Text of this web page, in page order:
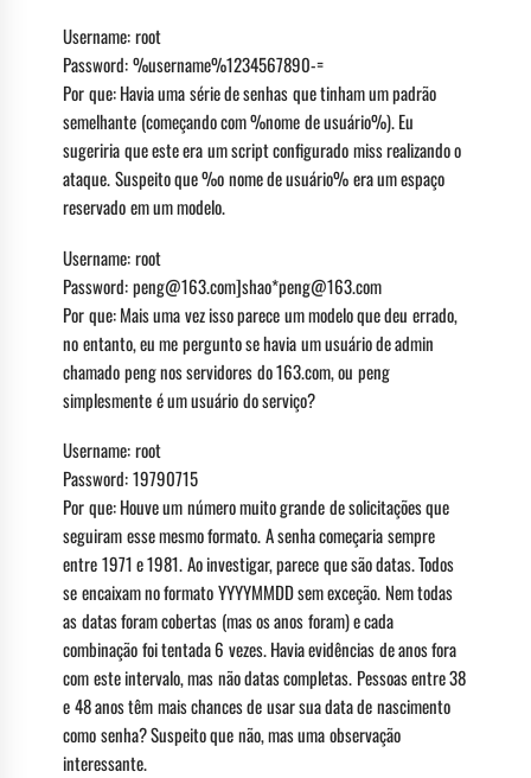
Username: root
Password: %username%1234567890-=
Por que: Havia uma série de senhas que tinham um padrão
semelhante (começando com %nome de usuário%). Eu
sugeriria que este era um script configurado miss realizando o
ataque. Suspeito que %o nome de usuário% era um espaço
reservado em um modelo.
Username: root
Password: peng@163.com]shao*peng@163.com
Por que: Mais uma vez isso parece um modelo que deu errado,
no entanto, eu me pergunto se havia um usuário de admin
chamado peng nos servidores do 163.com, ou peng
simplesmente é um usuário do serviço?
Username: root
Password: 19790715
Por que: Houve um número muito grande de solicitações que
seguiram esse mesmo formato. A senha começaria sempre
entre 1971 e 1981. Ao investigar, parece que são datas. Todos
se encaixam no formato YYYYMMDD sem exceção. Nem todas
as datas foram cobertas (mas os anos foram) e cada
combinação foi tentada 6 vezes. Havia evidências de anos fora
com este intervalo, mas não datas completas. Pessoas entre 38
e 48 anos têm mais chances de usar sua data de nascimento
como senha? Suspeito que não, mas uma observação
interessante.